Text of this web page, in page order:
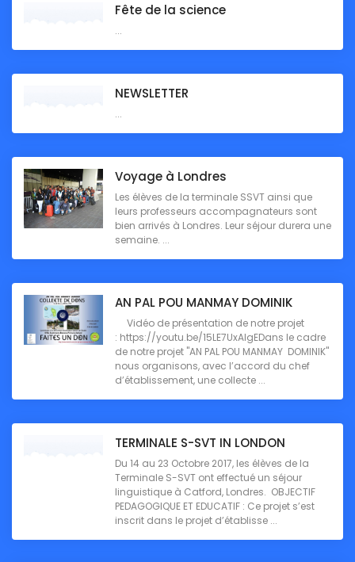
Fête de la science
...
NEWSLETTER
...
Voyage à Londres
Les élèves de la terminale SSVT ainsi que
leurs professeurs accompagnateurs sont
bien arrivés à Londres. Leur séjour durera une
semaine. ...
AN PAL POU MANMAY DOMINIK
Vidéo de présentation de notre projet
: https://youtu.be/15LE7UxAlgEDans le cadre
de notre projet "AN PAL POU MANMAY DOMINIK"
nous organisons, avec l’accord du chef
d’établissement, une collecte ...
TERMINALE S-SVT IN LONDON
Du 14 au 23 Octobre 2017, les élèves de la
Terminale S-SVT ont effectué un séjour
linguistique à Catford, Londres. OBJECTIF
PEDAGOGIQUE ET EDUCATIF : Ce projet s’est
inscrit dans le projet d’établisse ...